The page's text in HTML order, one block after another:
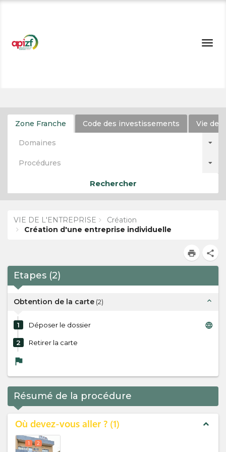
Zone Franche Code des investissements Vie de
Domaines
Procédures
Rechercher
VIE DE L'ENTREPRISE
Création
Création d'une entreprise individuelle
print share
Etapes (2)
Obtention de la carte (2) expand_less
1 Déposer le dossier language
2 Retirer la carte
flag
Résumé de la procédure
Où devez-vous aller ? 1 expand_less
1 2